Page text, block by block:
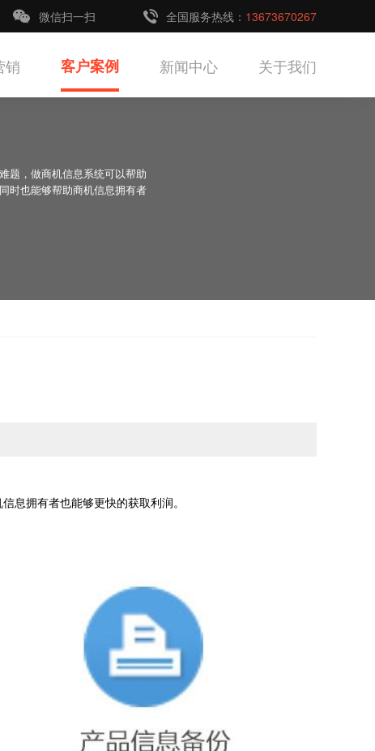
微信扫一扫 全国服务热线： 13673670267
销 客户案例 新闻中心 关于我们
题，做商机信息系统可以帮助
时也能够帮助商机信息拥有者
息拥有者也能够更快的获取利润。